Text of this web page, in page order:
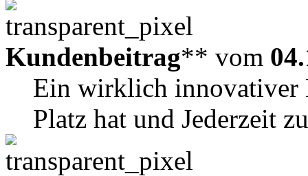
Kundenbeitrag** vom
Ein wirklich innovativer
Platz hat und Jederzeit